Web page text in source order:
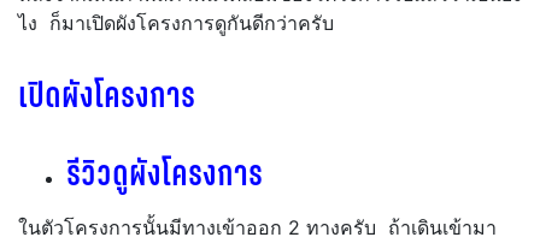
ไง ก็มาเปิดผังโครงการดูกันดีกว่าครับ
เปิดผังโครงการ
รีวิวดูผังโครงการ
ในตัวโครงการนั้นมีทางเข้าออก 2 ทางครับ ถ้าเดินเข้ามา